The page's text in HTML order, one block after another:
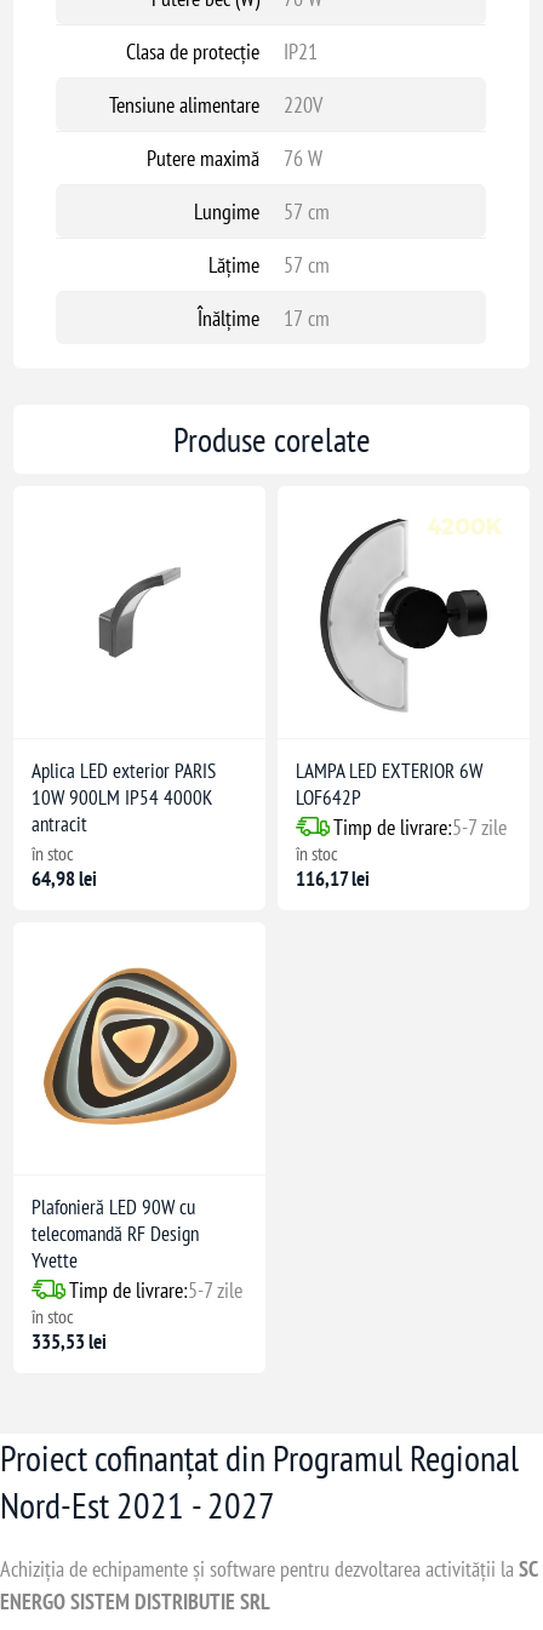
Clasa de protecție
IP21
Tensiune alimentare
220V
Putere maximă
76 W
Lungime
57 cm
Lățime
57 cm
Înălțime
17 cm
Produse corelate
Aplica LED exterior PARIS
10W 900LM IP54 4000K
antracit
în stoc
64,98 lei
LAMPA LED EXTERIOR 6W
LOF642P
Timp de livrare:5-7 zile
în stoc
116,17 lei
Plafonieră LED 90W cu
telecomandă RF Design
Yvette
Timp de livrare:5-7 zile
în stoc
335,53 lei
Proiect cofinanțat din Programul Regional
Nord-Est 2021 - 2027
Achiziția de echipamente și software pentru dezvoltarea activității la SC
ENERGO SISTEM DISTRIBUTIE SRL